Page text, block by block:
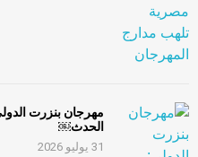
مهرجان بنزرت
الحدث￼
31 يوليو 2026